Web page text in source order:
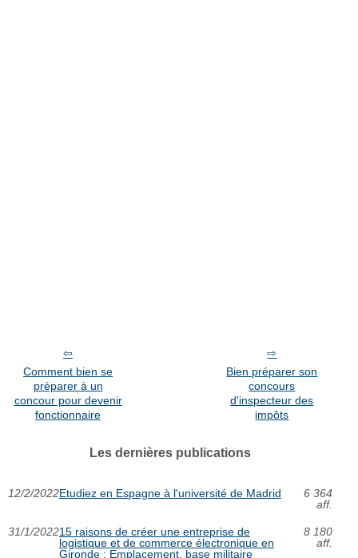
Comment bien se
préparer à un
concour pour devenir
fonctionnaire
Bien préparer son
concours
d'inspecteur des
impôts
Les dernières publications
12/2/2022Etudiez en Espagne à l'université de Madrid
6 364
aff.
31/1/202215 raisons de créer une entreprise de
logistique et de commerce électronique en
Gironde : Emplacement, base militaire
8 180
aff.